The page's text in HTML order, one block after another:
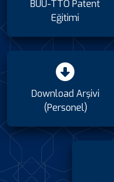
BUÜ-TTO Patent
Eğitimi
Download Arşivi
(Personel)